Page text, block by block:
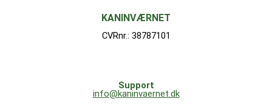
KANINVÆRNET
CVRnr.: 38787101
Support
info@kaninvaernet.dk